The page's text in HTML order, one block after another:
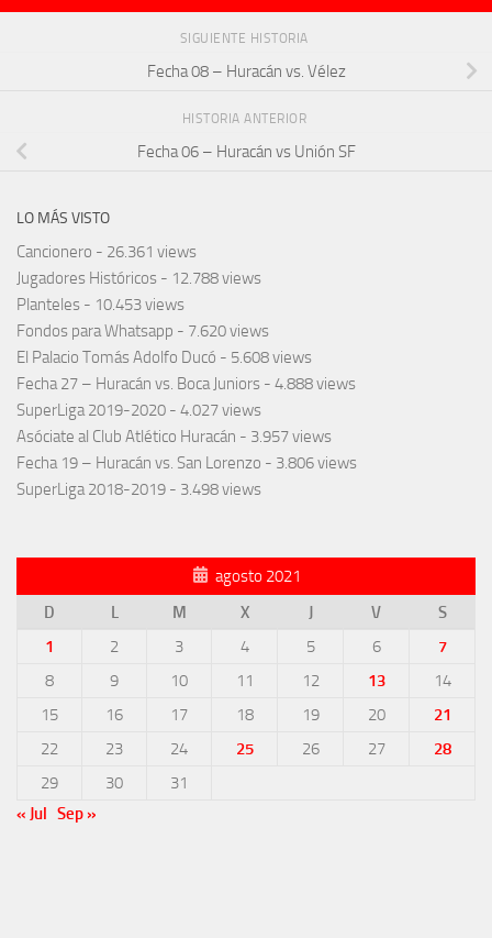
SIGUIENTE HISTORIA
Fecha 08 – Huracán vs. Vélez
HISTORIA ANTERIOR
Fecha 06 – Huracán vs Unión SF
LO MÁS VISTO
Cancionero - 26.361 views
Jugadores Históricos - 12.788 views
Planteles - 10.453 views
Fondos para Whatsapp - 7.620 views
El Palacio Tomás Adolfo Ducó - 5.608 views
Fecha 27 – Huracán vs. Boca Juniors - 4.888 views
SuperLiga 2019-2020 - 4.027 views
Asóciate al Club Atlético Huracán - 3.957 views
Fecha 19 – Huracán vs. San Lorenzo - 3.806 views
SuperLiga 2018-2019 - 3.498 views
agosto 2021
D
L M X J V
S
1
2 3 4 5 6
7
8
9 10 11 12 13
14
15
16 17 18 19 20
21
22
23 24 25 26 27
28
29
30
31
« Jul Sep »